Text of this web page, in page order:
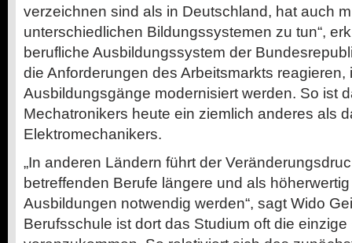
verzeichnen sind als in Deutschland, hat auch
unterschiedlichen Bildungssystemen zu tun“,
berufliche Ausbildungssystem der
die Anforderungen des Arbeitsmarkts reagieren,
Ausbildungsgänge modernisiert werden. So ist
Mechatronikers heute ein ziemlich anderes als
Elektromechanikers.
„In anderen Ländern führt der
betreffenden Berufe längere und als
Ausbildungen notwendig werden“, sagt Wido
Berufsschule ist dort das Studium oft die